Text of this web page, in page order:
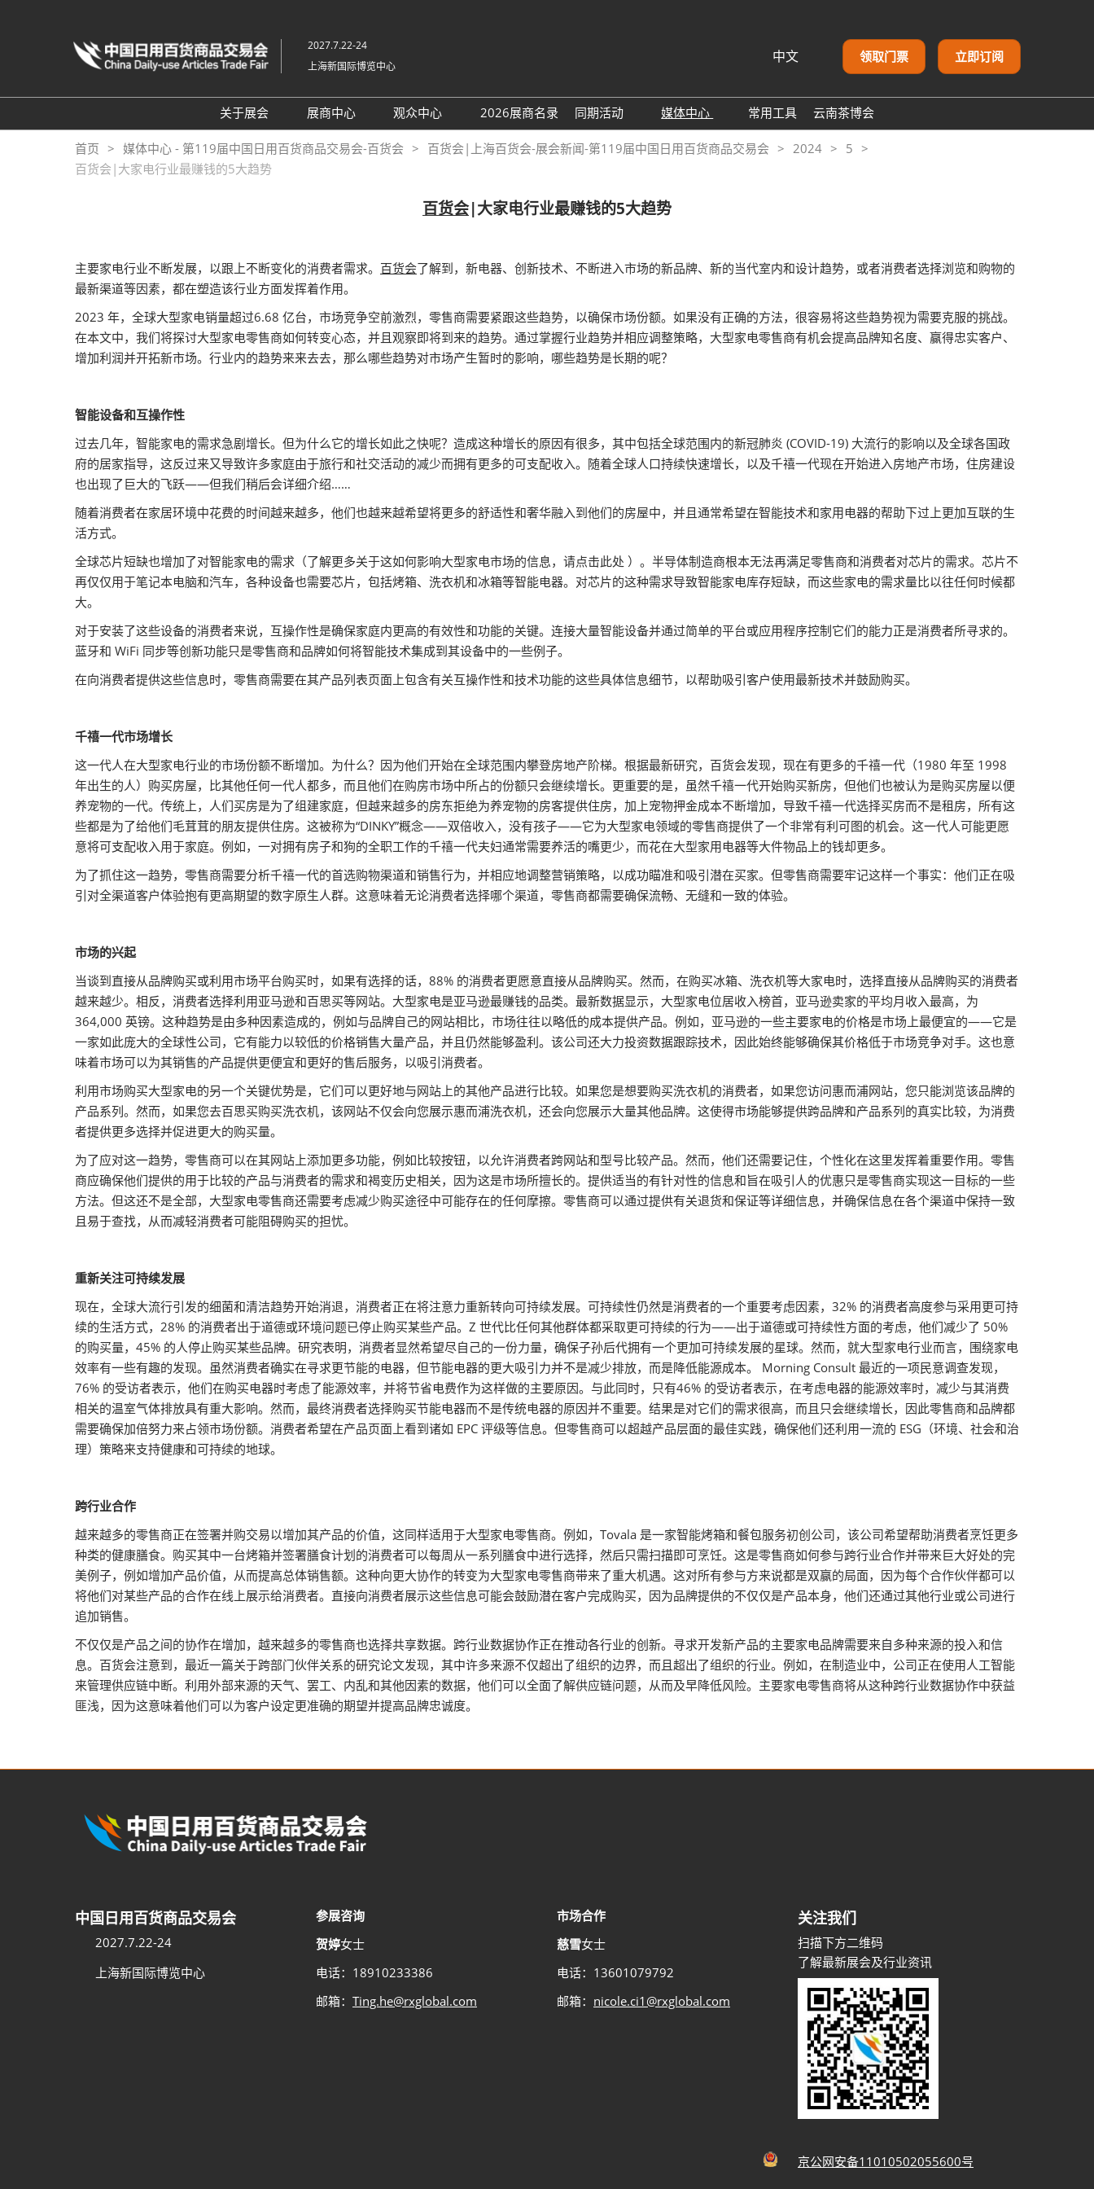
跳
容
2027.7.22-24
上海新国际博览中心
中文
English
한국어 (Korean)
日本語
Español
领取门票 立即订阅
关于展会
特色展区
交通指南
展商中心
预定展位
观众中心
领取门票
组团买家
2026展商名录
同期活动
TAP钻石贵宾对接
媒体中心
展会新闻
常用工具 云南茶博会
首页 媒体中心 - 第119届中国日用百货商品交易会-百货会 百货会|上海百货会-展会新闻-第119届中国日用百货商品交易会 2024
5
百货会|大家电行业最赚钱的5大趋势
百货会|大家电行业最赚钱的5大趋势
主要家电行业不断发展，以跟上不断变化的消费者需求。 百货会了解到，新电器、创新技术、不断进入市场的新品牌、新的当代室内和设计趋势，或者消费者选择浏览和购物的
最新渠道等因素，都在塑造该行业方面发挥着作用。
2023 年，全球大型家电销量超过6.68 亿台，市场竞争空前激烈，零售商需要紧跟这些趋势，以确保市场份额。如果没有正确的方法，很容易将这些趋势视为需要克服的挑战。
在本文中，我们将探讨大型家电零售商如何转变心态，并且观察即将到来的趋势。通过掌握行业趋势并相应调整策略，大型家电零售商有机会提高品牌知名度、赢得忠实客户、
增加利润并开拓新市场。行业内的趋势来来去去，那么哪些趋势对市场产生暂时的影响，哪些趋势是长期的呢？
智能设备和互操作性
过去几年，智能家电的需求急剧增长。但为什么它的增长如此之快呢？造成这种增长的原因有很多，其中包括全球范围内的新冠肺炎 (COVID-19) 大流行的影响以及全球各国政
府的居家指导，这反过来又导致许多家庭由于旅行和社交活动的减少而拥有更多的可支配收入。随着全球人口持续快速增长，以及千禧一代现在开始进入房地产市场，住房建设
也出现了巨大的飞跃——但我们稍后会详细介绍……
随着消费者在家居环境中花费的时间越来越多，他们也越来越希望将更多的舒适性和奢华融入到他们的房屋中，并且通常希望在智能技术和家用电器的帮助下过上更加互联的生
活方式。
全球芯片短缺也增加了对智能家电的需求（了解更多关于这如何影响大型家电市场的信息，请点击此处 ）。半导体制造商根本无法再满足零售商和消费者对芯片的需求。芯片不
再仅仅用于笔记本电脑和汽车，各种设备也需要芯片，包括烤箱、洗衣机和冰箱等智能电器。对芯片的这种需求导致智能家电库存短缺，而这些家电的需求量比以往任何时候都
大。
对于安装了这些设备的消费者来说，互操作性是确保家庭内更高的有效性和功能的关键。连接大量智能设备并通过简单的平台或应用程序控制它们的能力正是消费者所寻求的。
蓝牙和 WiFi 同步等创新功能只是零售商和品牌如何将智能技术集成到其设备中的一些例子。
在向消费者提供这些信息时，零售商需要在其产品列表页面上包含有关互操作性和技术功能的这些具体信息细节，以帮助吸引客户使用最新技术并鼓励购买。
千禧一代市场增长
这一代人在大型家电行业的市场份额不断增加。为什么？因为他们开始在全球范围内攀登房地产阶梯。根据最新研究，百货会发现，现在有更多的千禧一代（1980 年至 1998
年出生的人）购买房屋，比其他任何一代人都多，而且他们在购房市场中所占的份额只会继续增长。更重要的是，虽然千禧一代开始购买新房，但他们也被认为是购买房屋以便
养宠物的一代。传统上，人们买房是为了组建家庭，但越来越多的房东拒绝为养宠物的房客提供住房，加上宠物押金成本不断增加，导致千禧一代选择买房而不是租房，所有这
些都是为了给他们毛茸茸的朋友提供住房。这被称为“DINKY”概念——双倍收入，没有孩子——它为大型家电领域的零售商提供了一个非常有利可图的机会。这一代人可能更愿
意将可支配收入用于家庭。例如，一对拥有房子和狗的全职工作的千禧一代夫妇通常需要养活的嘴更少，而花在大型家用电器等大件物品上的钱却更多。
为了抓住这一趋势，零售商需要分析千禧一代的首选购物渠道和销售行为，并相应地调整营销策略，以成功瞄准和吸引潜在买家。但零售商需要牢记这样一个事实：他们正在吸
引对全渠道客户体验抱有更高期望的数字原生人群。这意味着无论消费者选择哪个渠道，零售商都需要确保流畅、无缝和一致的体验。
市场的兴起
当谈到直接从品牌购买或利用市场平台购买时，如果有选择的话，88% 的消费者更愿意直接从品牌购买。然而，在购买冰箱、洗衣机等大家电时，选择直接从品牌购买的消费者
越来越少。相反，消费者选择利用亚马逊和百思买等网站。大型家电是亚马逊最赚钱的品类。最新数据显示，大型家电位居收入榜首，亚马逊卖家的平均月收入最高，为
364,000 英镑。这种趋势是由多种因素造成的，例如与品牌自己的网站相比，市场往往以略低的成本提供产品。例如，亚马逊的一些主要家电的价格是市场上最便宜的——它是
一家如此庞大的全球性公司，它有能力以较低的价格销售大量产品，并且仍然能够盈利。该公司还大力投资数据跟踪技术，因此始终能够确保其价格低于市场竞争对手。这也意
味着市场可以为其销售的产品提供更便宜和更好的售后服务，以吸引消费者。
利用市场购买大型家电的另一个关键优势是，它们可以更好地与网站上的其他产品进行比较。如果您是想要购买洗衣机的消费者，如果您访问惠而浦网站，您只能浏览该品牌的
产品系列。然而，如果您去百思买购买洗衣机，该网站不仅会向您展示惠而浦洗衣机，还会向您展示大量其他品牌。这使得市场能够提供跨品牌和产品系列的真实比较，为消费
者提供更多选择并促进更大的购买量。
为了应对这一趋势，零售商可以在其网站上添加更多功能，例如比较按钮，以允许消费者跨网站和型号比较产品。然而，他们还需要记住，个性化在这里发挥着重要作用。零售
商应确保他们提供的用于比较的产品与消费者的需求和褐变历史相关，因为这是市场所擅长的。提供适当的有针对性的信息和旨在吸引人的优惠只是零售商实现这一目标的一些
方法。但这还不是全部，大型家电零售商还需要考虑减少购买途径中可能存在的任何摩擦。零售商可以通过提供有关退货和保证等详细信息，并确保信息在各个渠道中保持一致
且易于查找，从而减轻消费者可能阻碍购买的担忧。
重新关注可持续发展
现在，全球大流行引发的细菌和清洁趋势开始消退，消费者正在将注意力重新转向可持续发展。可持续性仍然是消费者的一个重要考虑因素，32% 的消费者高度参与采用更可持
续的生活方式，28% 的消费者出于道德或环境问题已停止购买某些产品。Z 世代比任何其他群体都采取更可持续的行为——出于道德或可持续性方面的考虑，他们减少了 50%
的购买量，45% 的人停止购买某些品牌。研究表明，消费者显然希望尽自己的一份力量，确保子孙后代拥有一个更加可持续发展的星球。然而，就大型家电行业而言，围绕家电
效率有一些有趣的发现。虽然消费者确实在寻求更节能的电器，但节能电器的更大吸引力并不是减少排放，而是降低能源成本。 Morning Consult 最近的一项民意调查发现，
76% 的受访者表示，他们在购买电器时考虑了能源效率，并将节省电费作为这样做的主要原因。与此同时，只有46% 的受访者表示，在考虑电器的能源效率时，减少与其消费
相关的温室气体排放具有重大影响。然而，最终消费者选择购买节能电器而不是传统电器的原因并不重要。结果是对它们的需求很高，而且只会继续增长，因此零售商和品牌都
需要确保加倍努力来占领市场份额。消费者希望在产品页面上看到诸如 EPC 评级等信息。但零售商可以超越产品层面的最佳实践，确保他们还利用一流的 ESG（环境、社会和治
理）策略来支持健康和可持续的地球。
跨行业合作
越来越多的零售商正在签署并购交易以增加其产品的价值，这同样适用于大型家电零售商。例如，Tovala 是一家智能烤箱和餐包服务初创公司，该公司希望帮助消费者烹饪更多
种类的健康膳食。购买其中一台烤箱并签署膳食计划的消费者可以每周从一系列膳食中进行选择，然后只需扫描即可烹饪。这是零售商如何参与跨行业合作并带来巨大好处的完
美例子，例如增加产品价值，从而提高总体销售额。这种向更大协作的转变为大型家电零售商带来了重大机遇。这对所有参与方来说都是双赢的局面，因为每个合作伙伴都可以
将他们对某些产品的合作在线上展示给消费者。直接向消费​​者展示这些信息可能会鼓励潜在客户完成购买，因为品牌提供的不仅仅是产品本身，他们还通过其他行业或公司进行
追加销售。
不仅仅是产品之间的协作在增加，越来越多的零售商也选择共享数据。跨行业数据协作正在推动各行业的创新。寻求开发新产品的主要家电品牌需要来自多种来源的投入和信
息。百货会注意到，最近一篇关于跨部门伙伴关系的研究论文发现，其中许多来源不仅超出了组织的边界，而且超出了组织的行业。例如，在制造业中，公司正在使用人工智能
来管理供应链中断。利用外部来源的天气、罢工、内乱和其他因素的数据，他们可以全面了解供应链问题，从而及早降低风险。主要家电零售商将从这种跨行业数据协作中获益
匪浅，因为这意味着他们可以为客户设定更准确的期望并提高品牌忠诚度。
中国日用百货商品交易会
2027.7.22-24
上海新国际博览中心
参展咨询
贺婷女士
电话：18910233386
邮箱： Ting.he@rxglobal.com
市场合作
慈雪女士
电话：13601079792
邮箱： nicole.ci1@rxglobal.com
关注我们
扫描下方二维码
了解最新展会及行业资讯
京公网安备11010502055600号